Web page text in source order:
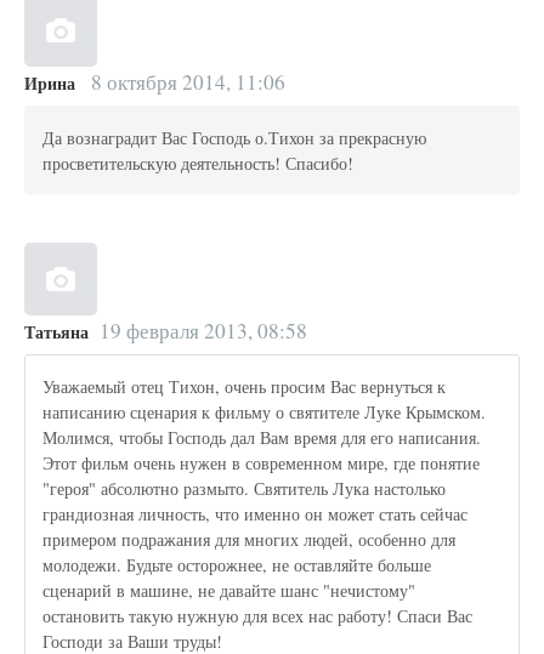
Ирина 8 октября 2014, 11:06
Да вознаградит Вас Господь о.Тихон за прекрасную
просветительскую деятельность! Спасибо!
Татьяна 19 февраля 2013, 08:58
Уважаемый отец Тихон, очень просим Вас вернуться к
написанию сценария к фильму о святителе Луке Крымском.
Молимся, чтобы Господь дал Вам время для его написания.
Этот фильм очень нужен в современном мире, где понятие
"героя" абсолютно размыто. Святитель Лука настолько
грандиозная личность, что именно он может стать сейчас
примером подражания для многих людей, особенно для
молодежи. Будьте осторожнее, не оставляйте больше
сценарий в машине, не давайте шанс "нечистому"
остановить такую нужную для всех нас работу! Спаси Вас
Господи за Ваши труды!